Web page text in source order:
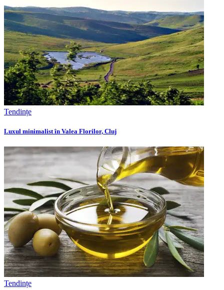
Tendințe
Luxul minimalist în Valea Florilor, Cluj
Tendințe